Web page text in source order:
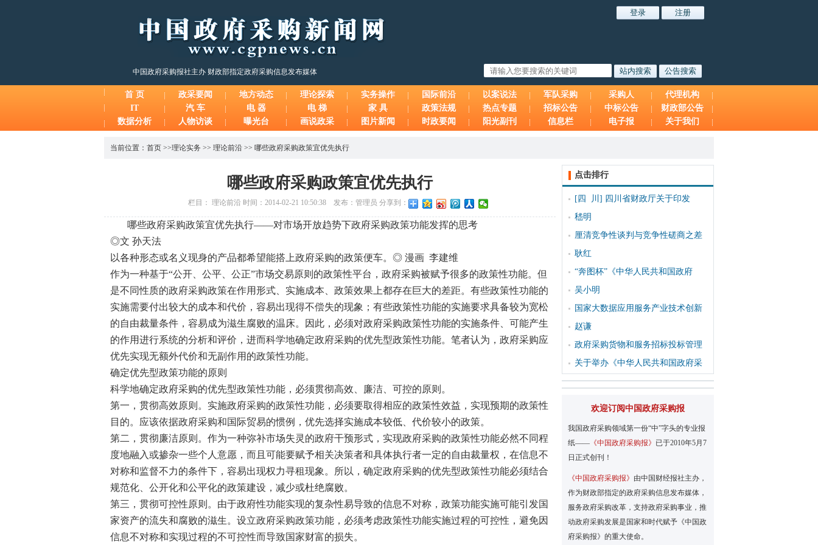
中国政府采购报社主办 财政部指定政府采购信息发布媒体
首 页 政采要闻 地方动态 理论探索 实务操作 国际前沿 以案说法 军队采购 采购人
代理机构
IT
汽 车 电 器 电 梯 家 具 政策法规 热点专题 招标公告 中标公告
财政部公告
数据分析
人物访谈 曝光台 画说政采 图片新闻 时政要闻 阳光副刊 信息栏 电子报 关于我们
当前位置： 首页 >>理论实务 >> 理论前沿 >> 哪些政府采购政策宜优先执行
哪些政府采购政策宜优先执行
栏目： 理论前沿 时间：2014-02-21 10:50:38 发布：管理员 分享到：
哪些政府采购政策宜优先执行——对市场开放趋势下政府采购政策功能发挥的思考
◎文 孙天法
以各种形态或名义现身的产品都希望能搭上政府采购的政策便车。◎ 漫画 李建维
作为一种基于“公开、公平、公正”市场交易原则的政策性平台，政府采购被赋予很多的政策性功能。但
是不同性质的政府采购政策在作用形式、实施成本、政策效果上都存在巨大的差距。有些政策性功能的
实施需要付出较大的成本和代价，容易出现得不偿失的现象；有些政策性功能的实施要求具备较为宽松
的自由裁量条件，容易成为滋生腐败的温床。因此，必须对政府采购政策性功能的实施条件、可能产生
的作用进行系统的分析和评价，进而科学地确定政府采购的优先型政策性功能。笔者认为，政府采购应
优先实现无额外代价和无副作用的政策性功能。
确定优先型政策功能的原则
科学地确定政府采购的优先型政策性功能，必须贯彻高效、廉洁、可控的原则。
第一，贯彻高效原则。实施政府采购的政策性功能，必须要取得相应的政策性效益，实现预期的政策性
目的。应该依据政府采购和国际贸易的惯例，优先选择实施成本较低、代价较小的政策。
第二，贯彻廉洁原则。作为一种弥补市场失灵的政府干预形式，实现政府采购的政策性功能必然不同程
度地融入或掺杂一些个人意愿，而且可能要赋予相关决策者和具体执行者一定的自由裁量权，在信息不
对称和监督不力的条件下，容易出现权力寻租现象。所以，确定政府采购的优先型政策性功能必须结合
规范化、公开化和公平化的政策建设，减少或杜绝腐败。
第三，贯彻可控性原则。由于政府性功能实现的复杂性易导致的信息不对称，政策功能实施可能引发国
家资产的流失和腐败的滋生。设立政府采购政策功能，必须考虑政策性功能实施过程的可控性，避免因
信息不对称和实现过程的不可控性而导致国家财富的损失。
点击排行
[四 川] 四川省财政厅关于印发
嵇明
厘清竞争性谈判与竞争性磋商之差
耿红
“奔图杯”《中华人民共和国政府
吴小明
国家大数据应用服务产业技术创新
赵谦
政府采购货物和服务招标投标管理
关于举办《中华人民共和国政府采
欢迎订阅中国政府采购报
我国政府采购领域第一份“中”字头的专业报
纸—— 《中国政府采购报》 已于2010年5月7
日正式创刊！
《中国政府采购报》 由中国财经报社主办，
作为财政部指定的政府采购信息发布媒体，
服务政府采购改革，支持政府采购事业，推
动政府采购发展是国家和时代赋予《中国政
府采购报》的重大使命。